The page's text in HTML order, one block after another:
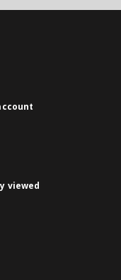
viewed